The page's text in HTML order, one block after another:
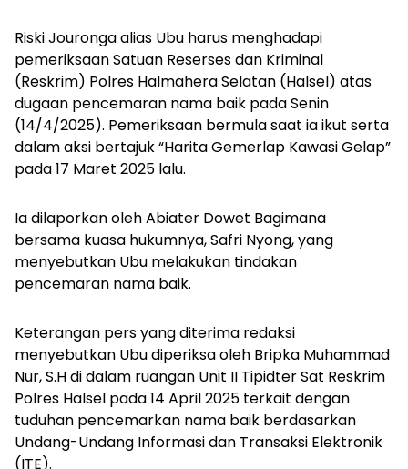
Riski Jouronga alias Ubu harus menghadapi
pemeriksaan Satuan Reserses dan Kriminal
(Reskrim) Polres Halmahera Selatan (Halsel) atas
dugaan pencemaran nama baik pada Senin
(14/4/2025). Pemeriksaan bermula saat ia ikut serta
dalam aksi bertajuk “Harita Gemerlap Kawasi Gelap”
pada 17 Maret 2025 lalu.
Ia dilaporkan oleh Abiater Dowet Bagimana
bersama kuasa hukumnya, Safri Nyong, yang
menyebutkan Ubu melakukan tindakan
pencemaran nama baik.
Keterangan pers yang diterima redaksi
menyebutkan Ubu diperiksa oleh Bripka Muhammad
Nur, S.H di dalam ruangan Unit II Tipidter Sat Reskrim
Polres Halsel pada 14 April 2025 terkait dengan
tuduhan pencemarkan nama baik berdasarkan
Undang-Undang Informasi dan Transaksi Elektronik
(ITE).